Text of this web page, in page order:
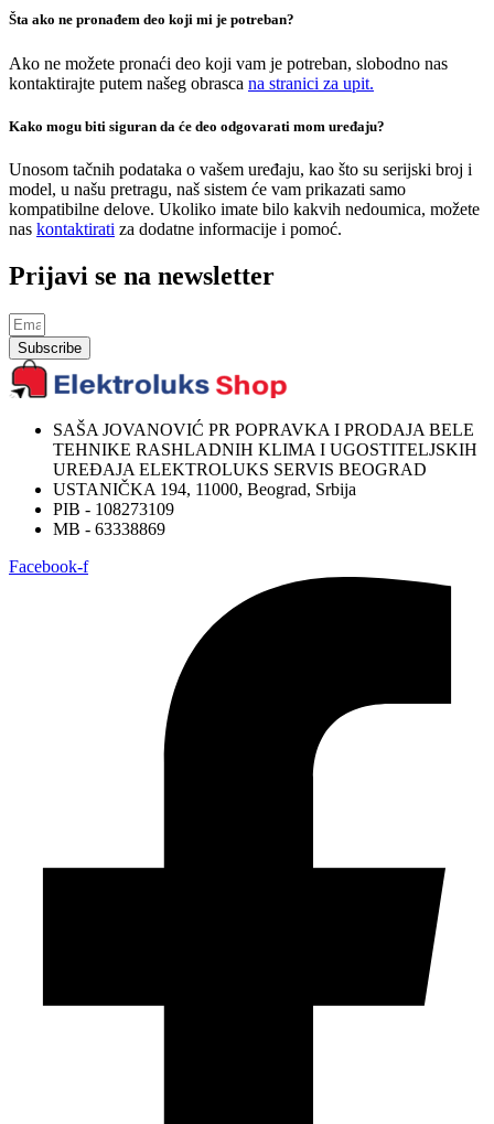
Šta ako ne pronađem deo koji mi je potreban?
Ako ne možete pronaći deo koji vam je potreban, slobodno nas
kontaktirajte putem našeg obrasca na stranici za upit.
Kako mogu biti siguran da će deo odgovarati mom uređaju?
Unosom tačnih podataka o vašem uređaju, kao što su serijski broj i
model, u našu pretragu, naš sistem će vam prikazati samo
kompatibilne delove. Ukoliko imate bilo kakvih nedoumica, možete
nas kontaktirati za dodatne informacije i pomoć.
Prijavi se na newsletter
Subscribe
SAŠA JOVANOVIĆ PR POPRAVKA I PRODAJA BELE
TEHNIKE RASHLADNIH KLIMA I UGOSTITELJSKIH
UREĐAJA ELEKTROLUKS SERVIS BEOGRAD
USTANIČKA 194, 11000, Beograd, Srbija
PIB - 108273109
MB - 63338869
Facebook-f